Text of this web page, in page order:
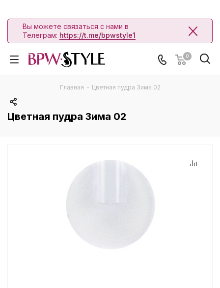
Вы можете связаться с нами в
Телеграм: https://t.me/bpwstyle1
0
Главная - Цветная пудра Зима 02
Цветная пудра Зима 02